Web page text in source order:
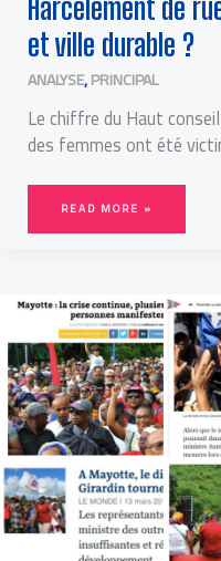
Harcèlement de
et ville durable ?
ANALYSE,PRINCIPAL
Le chiffre du Haut
des femmes ont été
READ MORE »
MAYOTTE
:
COLÈRE
À
8000
KM